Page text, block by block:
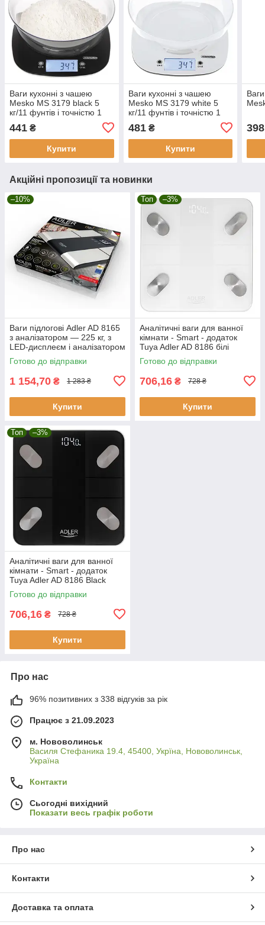
Ваги кухонні з чашею
Mesko MS 3179 black 5
кг/11 фунтів і точністю 1
441 ₴
Купити
Ваги кухонні з чашею
Mesko MS 3179 white 5
кг/11 фунтів і точністю 1
481₴
Купити
398
Акційні пропозиції та новинки
–10%
Ваги підлогові Adler AD 8165
з аналізатором — 225 кг, з
LED-дисплеєм і аналізатором
Готово до відправки
1 154,70 ₴ 1 283 ₴
Купити
Топ –3%
Аналітичні ваги для ванної
кімнати - Smart - додаток
Tuya Adler AD 8186 білі
Готово до відправки
706,16 ₴ 728 ₴
Купити
Топ –3%
Аналітичні ваги для ванної
кімнати - Smart - додаток
Tuya Adler AD 8186 Black
Готово до відправки
706,16 ₴ 728 ₴
Купити
Про нас
96% позитивних з 338 відгуків за рік
Працює з 21.09.2023
м. Нововолинськ
Василя Стефаника 19.4, 45400, Укрїна, Нововолинськ,
Україна
Контакти
Сьогодні вихідний
Показати весь графік роботи
Про нас
Контакти
Доставка та оплата